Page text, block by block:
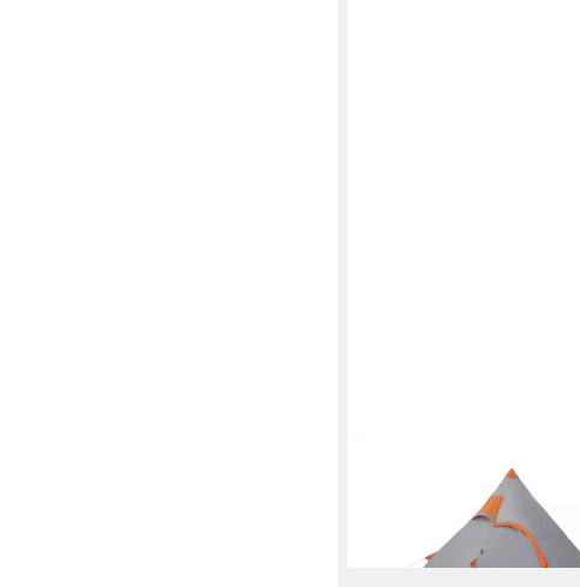
Tipi-Zelt Tipi-Campingzelt 5
Personen Grau Wasserdicht
in 5-6 Werktagen bei dir